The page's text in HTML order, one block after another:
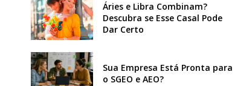
Áries e Libra Combinam?
Descubra se Esse Casal Pode
Dar Certo
Sua Empresa Está Pronta para
o SGEO e AEO?